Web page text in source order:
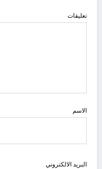
تعليقات
الاسم
البريد الالكتروني